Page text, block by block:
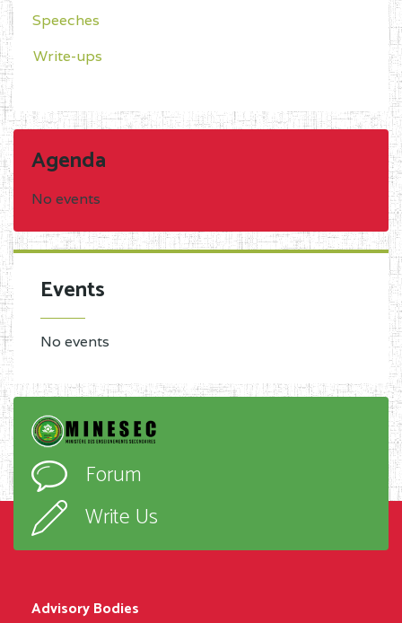
Speeches
Write-ups
Agenda
No events
Events
No events
Forum
Write Us
Advisory Bodies